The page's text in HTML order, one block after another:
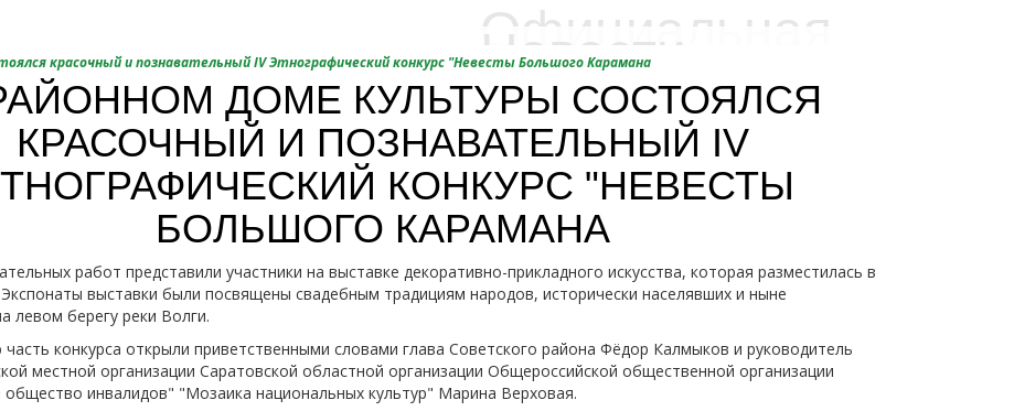
Официальная
информация
Подробнее
Новости
Самые актуальные новости:
-происшествия,
-события района,
-спорта,
-мира науки,
-медицины,
-общества
Объявления
Хотите что бы о Вас узнали?
О частной практике или деятельности
негосударственных организаций?
Просто закажите объявление.
Подробнее
красочный и познавательный IV Этнографический конкурс "Невесты Большого Карамана
ДОМЕ КУЛЬТУРЫ СОСТОЯЛСЯ
КРАСОЧНЫЙ И ПОЗНАВАТЕЛЬНЫЙ IV
КОНКУРС "НЕВЕСТЫ
БОЛЬШОГО КАРАМАНА
работ представили участники на выставке декоративно-прикладного искусства, которая разместилась в
выставки были посвящены свадебным традициям народов, исторически населявших и ныне
левом берегу реки Волги.
конкурса открыли приветственными словами глава Советского района Фёдор Калмыков и руководитель
местной организации Саратовской областной организации Общероссийской общественной организации
общество инвалидов" "Мозаика национальных культур" Марина Верховая.